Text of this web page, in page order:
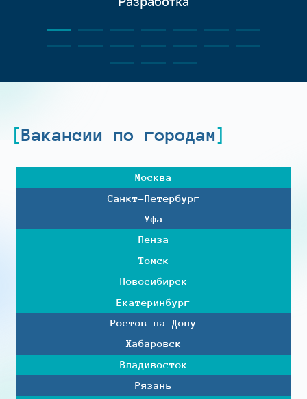
Вакансии по городам
Москва
Санкт-Петербург
Уфа
Пенза
Томск
Новосибирск
Екатеринбург
Ростов-на-Дону
Хабаровск
Владивосток
Рязань